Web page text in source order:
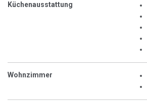
Küchenausstattung
Wohnzimmer